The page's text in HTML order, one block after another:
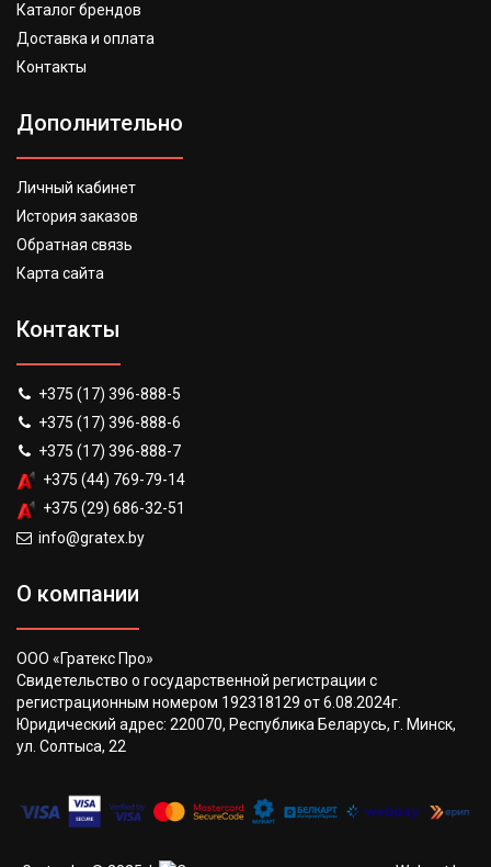
Каталог брендов
Доставка и оплата
Контакты
Дополнительно
Личный кабинет
История заказов
Обратная связь
Карта сайта
Контакты
+375 (17) 396-888-5
+375 (17) 396-888-6
+375 (17) 396-888-7
+375 (44) 769-79-14
+375 (29) 686-32-51
info@gratex.by
О компании
ООО «Гратекс Про»
Свидетельство о государственной регистрации с
регистрационным номером 192318129 от 6.08.2024г.
Юридический адрес: 220070, Республика Беларусь, г. Минск,
ул. Солтыса, 22